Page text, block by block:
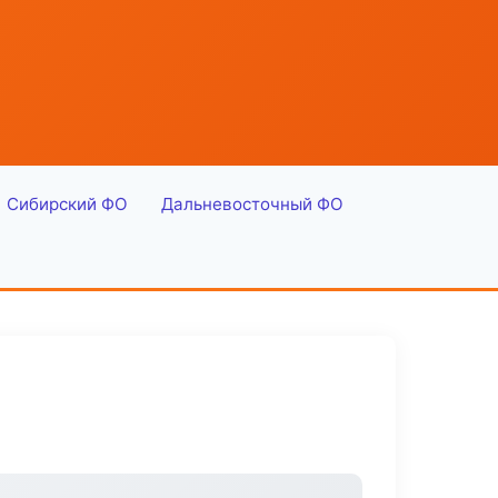
Сибирский ФО Дальневосточный ФО